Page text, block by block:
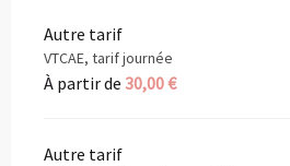
Autre tarif
VTCAE, tarif journée
À partir de 30,00 €
Autre tarif